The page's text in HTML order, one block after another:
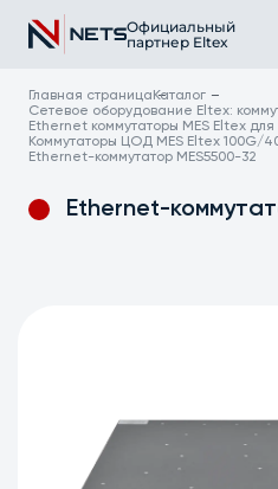
Официальный
партнер Eltex
Главная страница Каталог
Сетевое оборудование Eltex:
Ethernet коммутаторы MES Eltex
Коммутаторы ЦОД MES Eltex 100G/
Ethernet-коммутатор MES5500-32
Ethernet-